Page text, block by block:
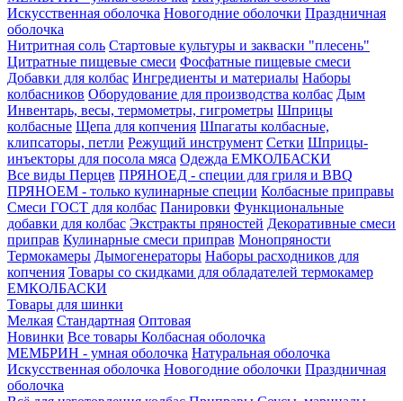
Искусственная оболочка Новогодние оболочки Праздничная
оболочка
Нитритная соль Стартовые культуры и закваски "плесень"
Цитратные пищевые смеси Фосфатные пищевые смеси
Добавки для колбас Ингредиенты и материалы Наборы
колбасников Оборудование для производства колбас Дым
Инвентарь, весы, термометры, гигрометры Шприцы
колбасные Щепа для копчения Шпагаты колбасные,
клипсаторы, петли Режущий инструмент Сетки Шприцы-
инъекторы для посола мяса Одежда ЕМКОЛБАСКИ
Все виды Перцев ПРЯНОЕД - специи для гриля и BBQ
ПРЯНОЕМ - только кулинарные специи Колбасные приправы
Смеси ГОСТ для колбас Панировки Функциональные
добавки для колбас Экстракты пряностей Декоративные смеси
приправ Кулинарные смеси приправ Монопряности
Термокамеры Дымогенераторы Наборы расходников для
копчения Товары со скидками для обладателей термокамер
ЕМКОЛБАСКИ
Товары для шинки
Мелкая Стандартная Оптовая
Новинки Все товары Колбасная оболочка
МЕМБРИН - умная оболочка Натуральная оболочка
Искусственная оболочка Новогодние оболочки Праздничная
оболочка